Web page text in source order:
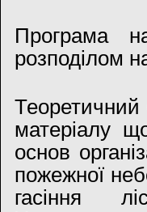
Програма
розподілом
Теоретичний
матеріалу
основ
пожежної
гасіння